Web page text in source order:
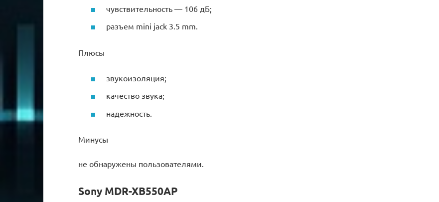
чувствительность — 106 дБ;
разъем mini jack 3.5 mm.
Плюсы
звукоизоляция;
качество звука;
надежность.
Минусы
не обнаружены пользователями.
Sony MDR-XB550AP